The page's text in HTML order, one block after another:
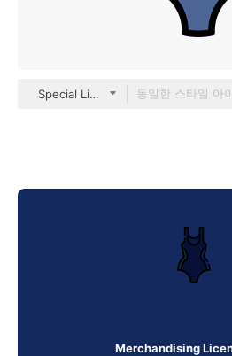
Special Lineal color
Merchandising